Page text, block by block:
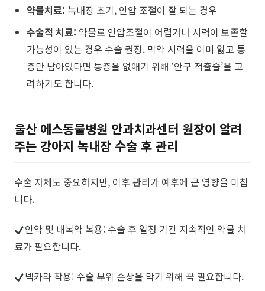
약물치료: 녹내장 초기, 안압 조절이 잘 되는 경우
수술적 치료: 약물로 안압조절이 어렵거나 시력이 보존할
가능성이 있는 경우 수술 권장. 막약 시력을 이미 잃고 통
증만 남아있다면 통증을 없애기 위해 ‘안구 적출술’을 고
려하기도 합니다.
​울산 에스동물병원 안과치과센터 원장이 알려
주는 강아지 녹내장 수술 후 관리
수술 자체도 중요하지만, 이후 관리가 예후에 큰 영향을 미칩
니다.
안약 및 내복약 복용: 수술 후 일정 기간 지속적인 약물 치
료가 필요합니다.
넥카라 착용: 수술 부위 손상을 막기 위해 꼭 필요합니다.